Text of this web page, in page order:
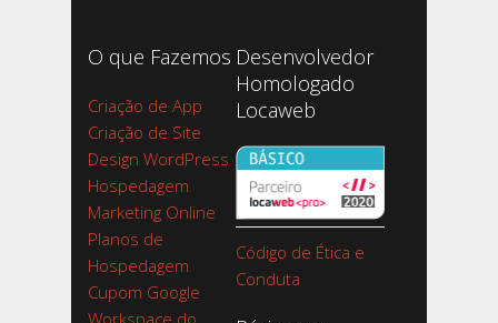
O que Fazemos
Criação de App
Criação de Site
Design WordPress
Hospedagem
Marketing Online
Planos de
Hospedagem
Cupom Google
Desenvolvedor
Homologado
Locaweb
Código de Ética e
Conduta